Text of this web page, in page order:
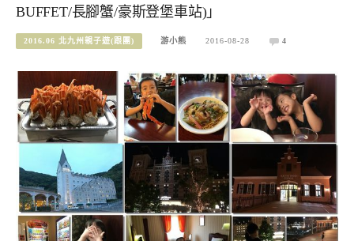
BUFFET/長腳蟹/豪斯登堡車站)」
2016.06 北九州親子遊(跟團) 游小熊 2016-08-28 4